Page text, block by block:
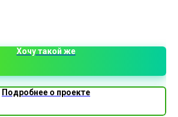
Хочу такой же
Подробнее о проекте